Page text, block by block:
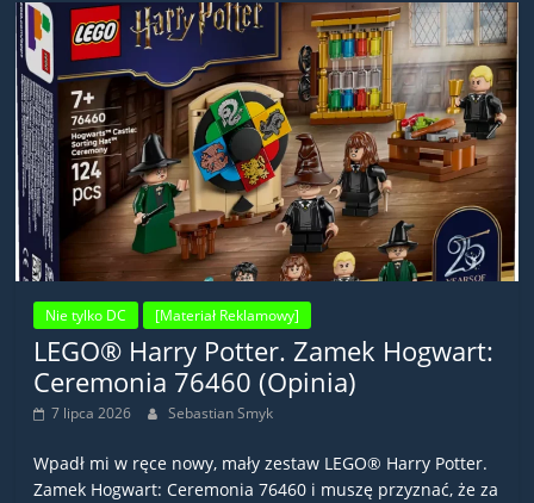
Nie tylko DC [Materiał Reklamowy]
LEGO® Harry Potter. Zamek Hogwart:
Ceremonia 76460 (Opinia)
7 lipca 2026 Sebastian Smyk
Wpadł mi w ręce nowy, mały zestaw LEGO® Harry Potter.
Zamek Hogwart: Ceremonia 76460 i muszę przyznać, że za